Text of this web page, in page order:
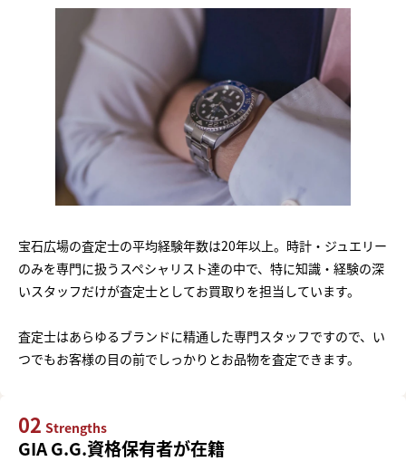
宝石広場の査定士の平均経験年数は20年以上。時計・ジュエリー
のみを専門に扱うスペシャリスト達の中で、特に知識・経験の深
いスタッフだけが査定士としてお買取りを担当しています。
査定士はあらゆるブランドに精通した専門スタッフですので、い
つでもお客様の目の前でしっかりとお品物を査定できます。
02 Strengths
GIA G.G.資格保有者が在籍